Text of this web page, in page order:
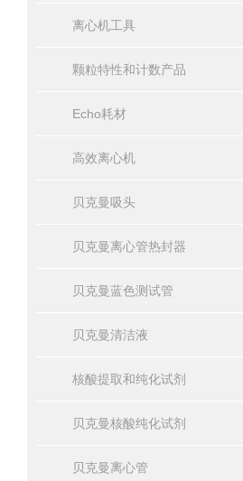
离心机工具
颗粒特性和计数产品
Echo耗材
高效离心机
贝克曼吸头
贝克曼离心管热封器
贝克曼蓝色测试管
贝克曼清洁液
核酸提取和纯化试剂
贝克曼核酸纯化试剂
贝克曼离心管